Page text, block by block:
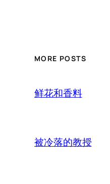
MORE POSTS
鲜花和香料
被冷落的教授